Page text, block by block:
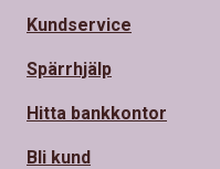
Kundservice
Spärrhjälp
Hitta bankkontor
Bli kund